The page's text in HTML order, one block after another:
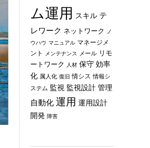
ム運用 スキル テ
レワーク ネットワーク
ノ
ウハウ マニュアル マネージメ
ント
メンテナンス メール リモ
ートワーク
人材 保守 効率
化 属人化 復旧 情シス 情報シ
ステム 監視 監視設計 管理
自動化 運用 運用設計
開発 障害